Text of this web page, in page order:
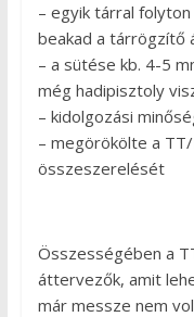
– egyik tárral
beakad a tárrögzítő
– a sütése kb. 4-5
még hadipisztoly
– kidolgozási
– megörökölte a
összeszerelését
Összességében a
áttervezők, amit
már messze nem